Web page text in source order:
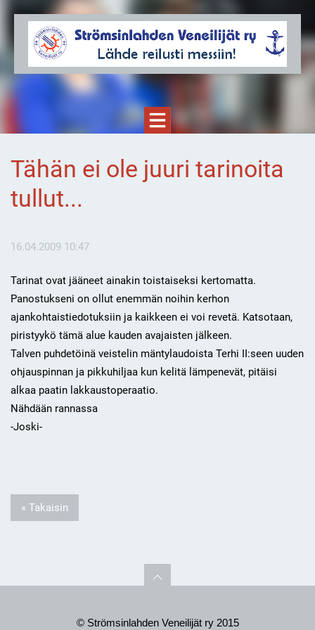
Tähän ei ole juuri tarinoita
tullut...
16.04.2009 10:47
Tarinat ovat jääneet ainakin toistaiseksi kertomatta.
Panostukseni on ollut enemmän noihin kerhon
ajankohtaistiedotuksiin ja kaikkeen ei voi revetä. Katsotaan,
piristyykö tämä alue kauden avajaisten jälkeen.
Talven puhdetöinä veistelin mäntylaudoista Terhi II:seen uuden
ohjauspinnan ja pikkuhiljaa kun kelitä lämpenevät, pitäisi
alkaa paatin lakkaustoperaatio.
Nähdään rannassa
-Joski-
« Takaisin
© Strömsinlahden Veneilijät ry 2015